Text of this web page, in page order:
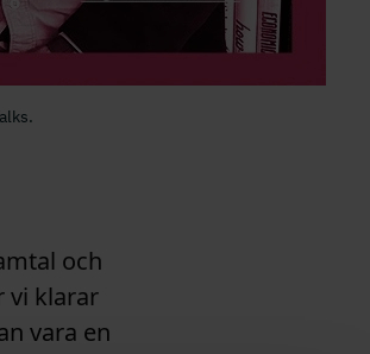
och
vi klarar
vara en